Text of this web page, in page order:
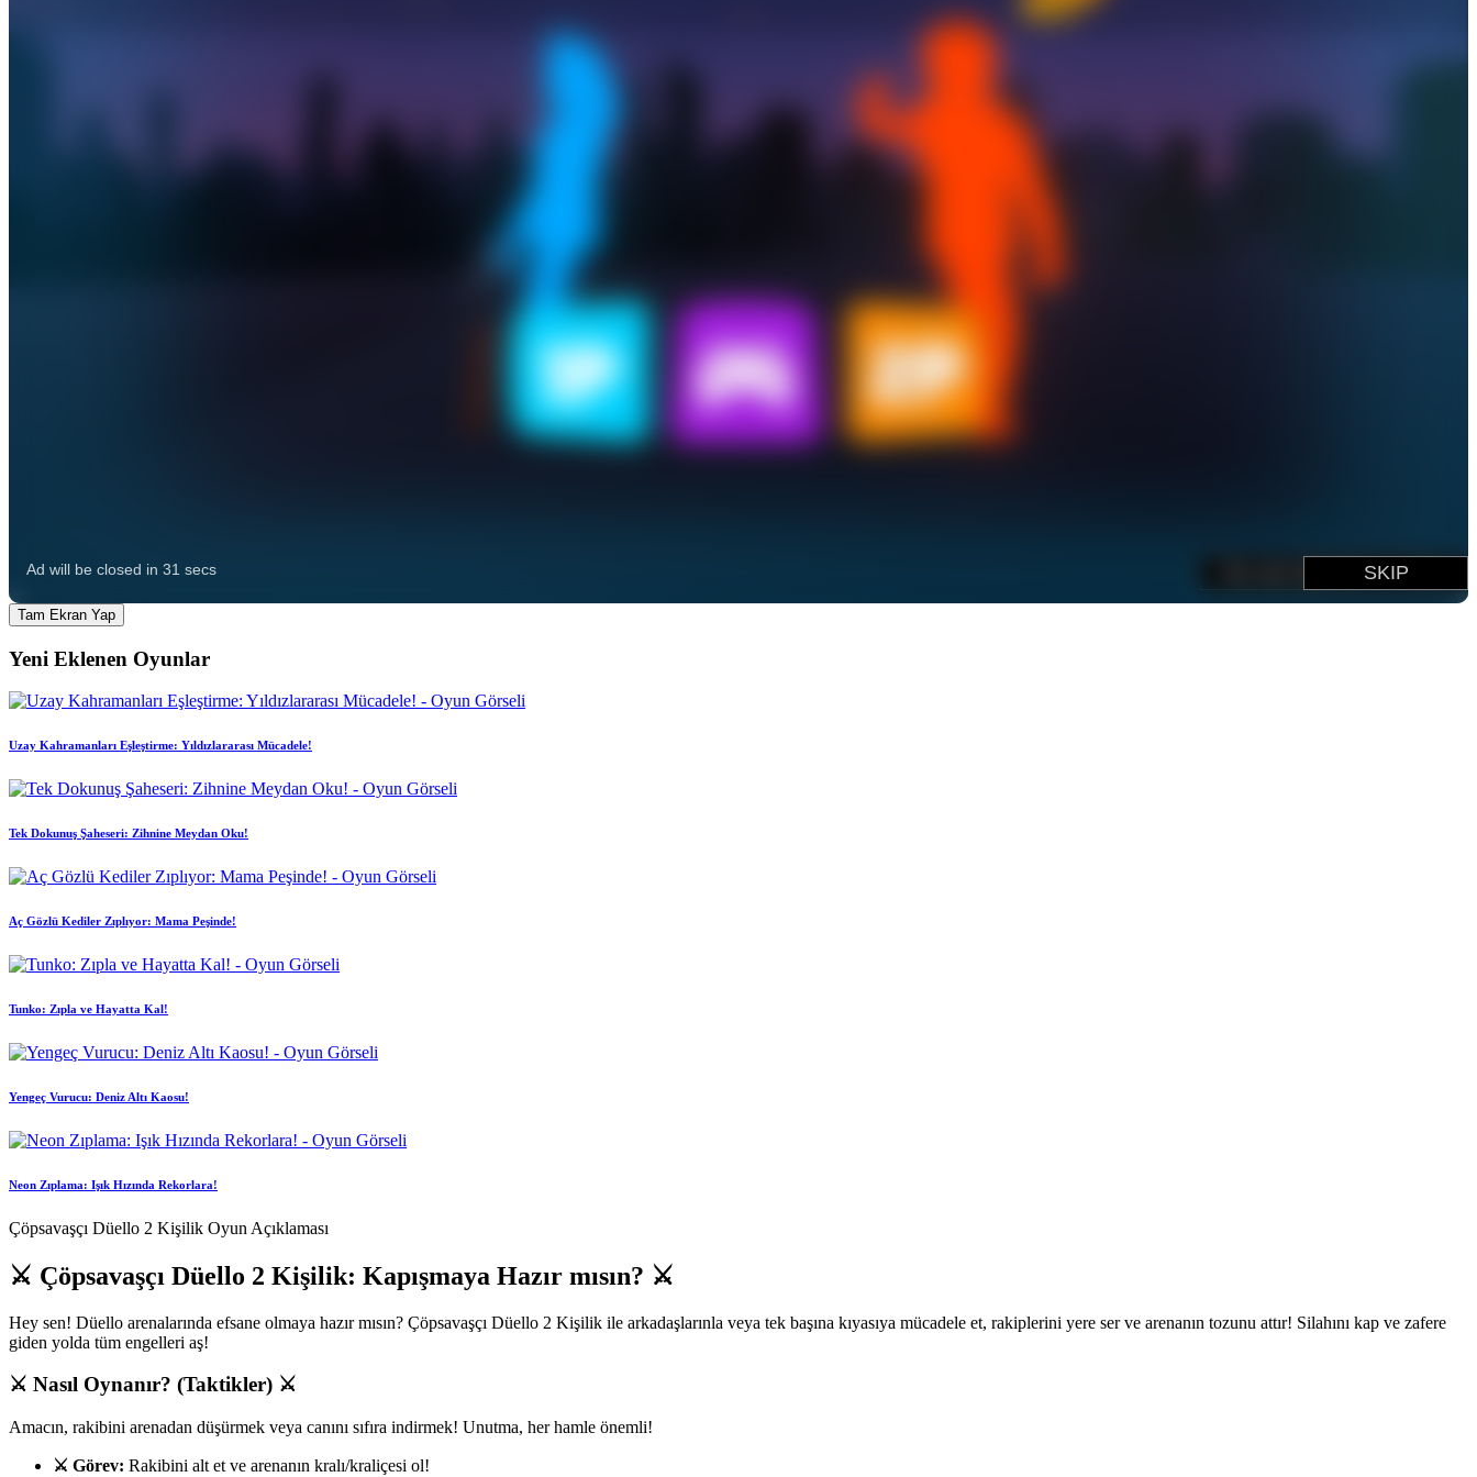
Tam Ekran Yap
Yeni Eklenen Oyunlar
Uzay Kahramanları Eşleştirme: Yıldızlararası Mücadele!
Tek Dokunuş Şaheseri: Zihnine Meydan Oku!
Aç Gözlü Kediler Zıplıyor: Mama Peşinde!
Tunko: Zıpla ve Hayatta Kal!
Yengeç Vurucu: Deniz Altı Kaosu!
Neon Zıplama: Işık Hızında Rekorlara!
Çöpsavaşçı Düello 2 Kişilik Oyun Açıklaması
⚔️ Çöpsavaşçı Düello 2 Kişilik: Kapışmaya Hazır mısın? ⚔️
Hey sen! Düello arenalarında efsane olmaya hazır mısın? Çöpsavaşçı Düello 2 Kişilik ile arkadaşlarınla veya tek başına kıyasıya mücadele et, rakiplerini yere ser ve arenanın tozunu attır! Silahını kap ve zafere
giden yolda tüm engelleri aş!
⚔️ Nasıl Oynanır? (Taktikler) ⚔️
Amacın, rakibini arenadan düşürmek veya canını sıfıra indirmek! Unutma, her hamle önemli!
⚔️ Görev: Rakibini alt et ve arenanın kralı/kraliçesi ol!